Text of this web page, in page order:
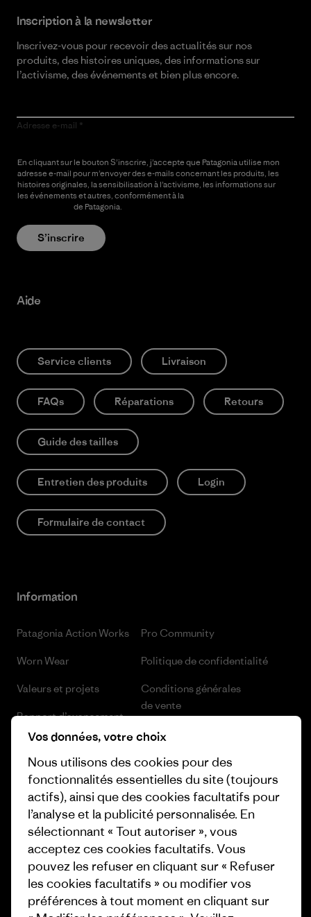
Inscription à la newsletter
Inscrivez-vous pour recevoir des actualités sur nos
produits, des histoires uniques, des informations sur
l’activisme, des événements et bien plus encore.
Adresse e-mail
En cliquant sur le bouton S’inscrire, j’accepte que Patagonia utilise mon
adresse e-mail pour m’envoyer des e-mails concernant les produits, les
histoires originales, la sensibilisation à l’activisme, les informations sur
les événements et autres, conformément à la
de Patagonia.
S’inscrire
Aide
Service clients Livraison
FAQs Réparations Retours
Guide des tailles
Entretien des produits Login
Formulaire de contact
Information
Patagonia Action Works
Worn Wear
Valeurs et projets
Rapport d’avancement
Business Unusual
Objectifs climatiques
1% For The Planet
Comment nous finançons
Cartes cadeaux
Nos magasins
Pro Community
Politique de confidentialité
Conditions générales
de vente
Préférences de cookie
Carrières
Presse et media
Industry program
Programme d’affiliation
Patagonia France Plan du site
Vos données, votre choix
Nous utilisons des cookies pour des
fonctionnalités essentielles du site (toujours
actifs), ainsi que des cookies facultatifs pour
l’analyse et la publicité personnalisée. En
sélectionnant « Tout autoriser », vous
acceptez ces cookies facultatifs. Vous
pouvez les refuser en cliquant sur « Refuser
les cookies facultatifs » ou modifier vos
préférences à tout moment en cliquant sur